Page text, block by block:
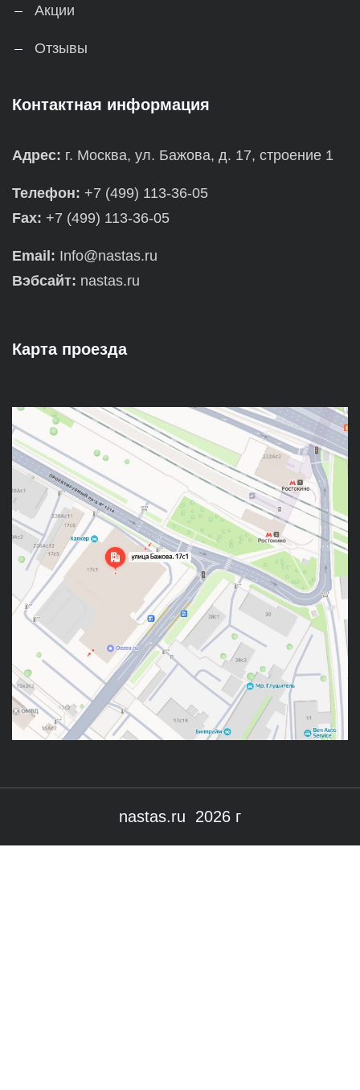
Акции
Отзывы
Контактная информация
Адрес: г. Москва, ул. Бажова, д. 17, строение 1
Телефон: +7 (499) 113-36-05
Fax: +7 (499) 113-36-05
Email: Info@nastas.ru
Вэбсайт: nastas.ru
Карта проезда
nastas.ru 2026 г